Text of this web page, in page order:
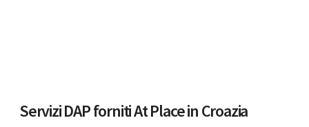
Servizi DAP forniti At Place in Croazia